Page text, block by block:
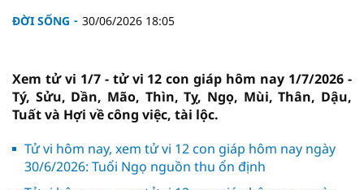
ĐỜI SỐNG 30/06/2026 18:05
Xem tử vi 1/7 - tử vi 12 con giáp hôm nay 1/7/2026 -
Tý, Sửu, Dần, Mão, Thìn, Tỵ, Ngọ, Mùi, Thân, Dậu,
Tuất và Hợi về công việc, tài lộc.
Tử vi hôm nay, xem tử vi 12 con giáp hôm nay ngày
30/6/2026: Tuổi Ngọ nguồn thu ổn định